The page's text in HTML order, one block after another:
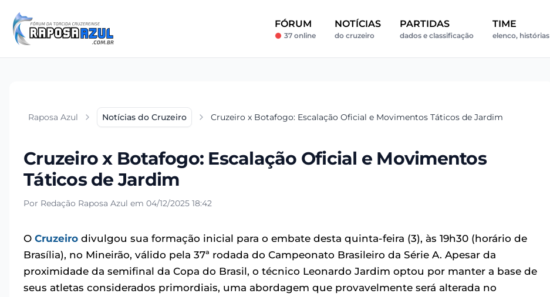
FÓRUM
37 online
NOTÍCIAS
do cruzeiro
PARTIDAS
dados e classificação
TIME
elenco, histórias
Raposa Azul Notícias do Cruzeiro Cruzeiro x Botafogo: Escalação Oficial e Movimentos Táticos de Jardim
Cruzeiro x Botafogo: Escalação Oficial e Movimentos
Táticos de Jardim
Por Redação Raposa Azul em 04/12/2025 18:42
O Cruzeiro divulgou sua formação inicial para o embate desta quinta-feira (3), às 19h30 (horário de
Brasília), no Mineirão, válido pela 37ª rodada do Campeonato Brasileiro da Série A. Apesar da
proximidade da semifinal da Copa do Brasil, o técnico Leonardo Jardim optou por manter a base de
seus atletas considerados primordiais, uma abordagem que provavelmente será alterada no